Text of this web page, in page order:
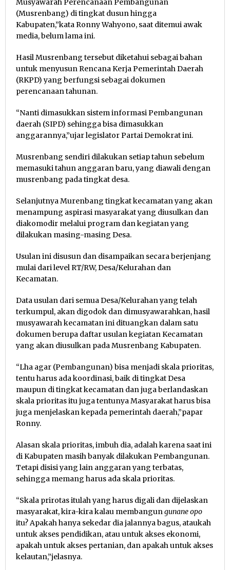
Musyawarah Perencanaan Pembangunan
(Musrenbang) di tingkat dusun hingga
Kabupaten,”kata Ronny Wahyono, saat ditemui awak
media, belum lama ini.
Hasil Musrenbang tersebut diketahui sebagai bahan
untuk menyusun Rencana Kerja Pemerintah Daerah
(RKPD) yang berfungsi sebagai dokumen
perencanaan tahunan.
“Nanti dimasukkan sistem informasi Pembangunan
daerah (SIPD) sehingga bisa dimasukkan
anggarannya,”ujar legislator Partai Demokrat ini.
Musrenbang sendiri dilakukan setiap tahun sebelum
memasuki tahun anggaran baru, yang diawali dengan
musrenbang pada tingkat desa.
Selanjutnya Murenbang tingkat kecamatan yang akan
menampung aspirasi masyarakat yang diusulkan dan
diakomodir melalui program dan kegiatan yang
dilakukan masing-masing Desa.
Usulan ini disusun dan disampaikan secara berjenjang
mulai dari level RT/RW, Desa/Kelurahan dan
Kecamatan.
Data usulan dari semua Desa/Kelurahan yang telah
terkumpul, akan digodok dan dimusyawarahkan, hasil
musyawarah kecamatan ini dituangkan dalam satu
dokumen berupa daftar usulan kegiatan Kecamatan
yang akan diusulkan pada Musrenbang Kabupaten.
“Lha agar (Pembangunan) bisa menjadi skala prioritas,
tentu harus ada koordinasi, baik di tingkat Desa
maupun di tingkat kecamatan dan juga berlandaskan
skala prioritas itu juga tentunya Masyarakat harus bisa
juga menjelaskan kepada pemerintah daerah,”papar
Ronny.
Alasan skala prioritas, imbuh dia, adalah karena saat ini
di Kabupaten masih banyak dilakukan Pembangunan.
Tetapi disisi yang lain anggaran yang terbatas,
sehingga memang harus ada skala prioritas.
“Skala prirotas itulah yang harus digali dan dijelaskan
masyarakat, kira-kira kalau membangungunane opo
itu? Apakah hanya sekedar dia jalannya bagus, ataukah
untuk akses pendidikan, atau untuk akses ekonomi,
apakah untuk akses pertanian, dan apakah untuk akses
kelautan,”jelasnya.